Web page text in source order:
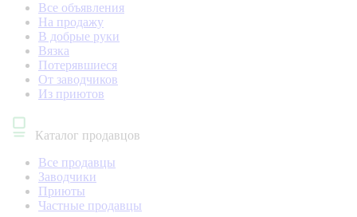
Все объявления
На продажу
В добрые руки
Вязка
Потерявшиеся
От заводчиков
Из приютов
Каталог продавцов
Все продавцы
Заводчики
Приюты
Частные продавцы